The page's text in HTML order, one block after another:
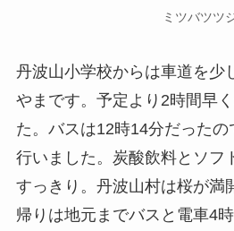
ミツバツツ
丹波山小学校からは車道を少
やまです。予定より2時間早
た。バスは12時14分だった
行いました。炭酸飲料とソフ
すっきり。丹波山村は桜が満
帰りは地元までバスと電車4